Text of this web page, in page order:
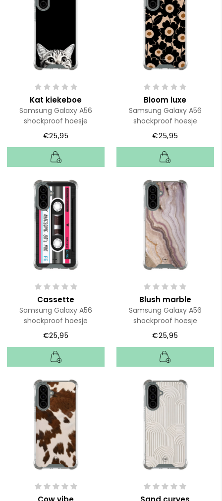
Kat kiekeboe
Samsung Galaxy A56
shockproof hoesje
€25,95
Bloom luxe
Samsung Galaxy A56
shockproof hoesje
€25,95
Cassette
Samsung Galaxy A56
shockproof hoesje
€25,95
Blush marble
Samsung Galaxy A56
shockproof hoesje
€25,95